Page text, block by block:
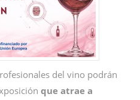
del vino podrán
que atrae a